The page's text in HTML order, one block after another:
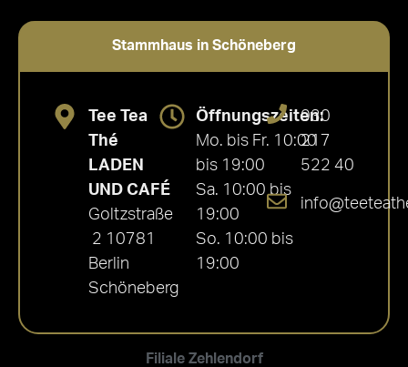
Stammhaus in Schöneberg
Filiale Zehlendorf
Tee Tea
Thé
LADEN
UND CAFÉ
Goltzstraße
2 10781
Berlin
Schöneberg
Öffnungszeiten:
Mo. bis Fr. 10:00
bis 19:00
Sa. 10:00 bis
19:00
So. 10:00 bis
19:00
030
217
522 40